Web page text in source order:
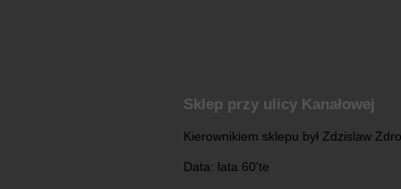
Sklep przy ulicy Kanałowej
Kierownikiem sklepu był Zdzislaw
Data: lata 60'te